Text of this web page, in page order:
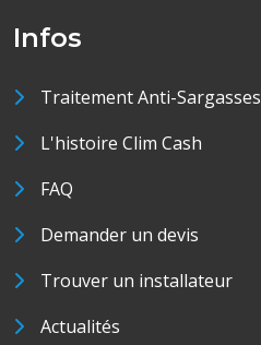
Infos
Traitement Anti-Sargasses
L'histoire Clim Cash
FAQ
Demander un devis
Trouver un installateur
Actualités